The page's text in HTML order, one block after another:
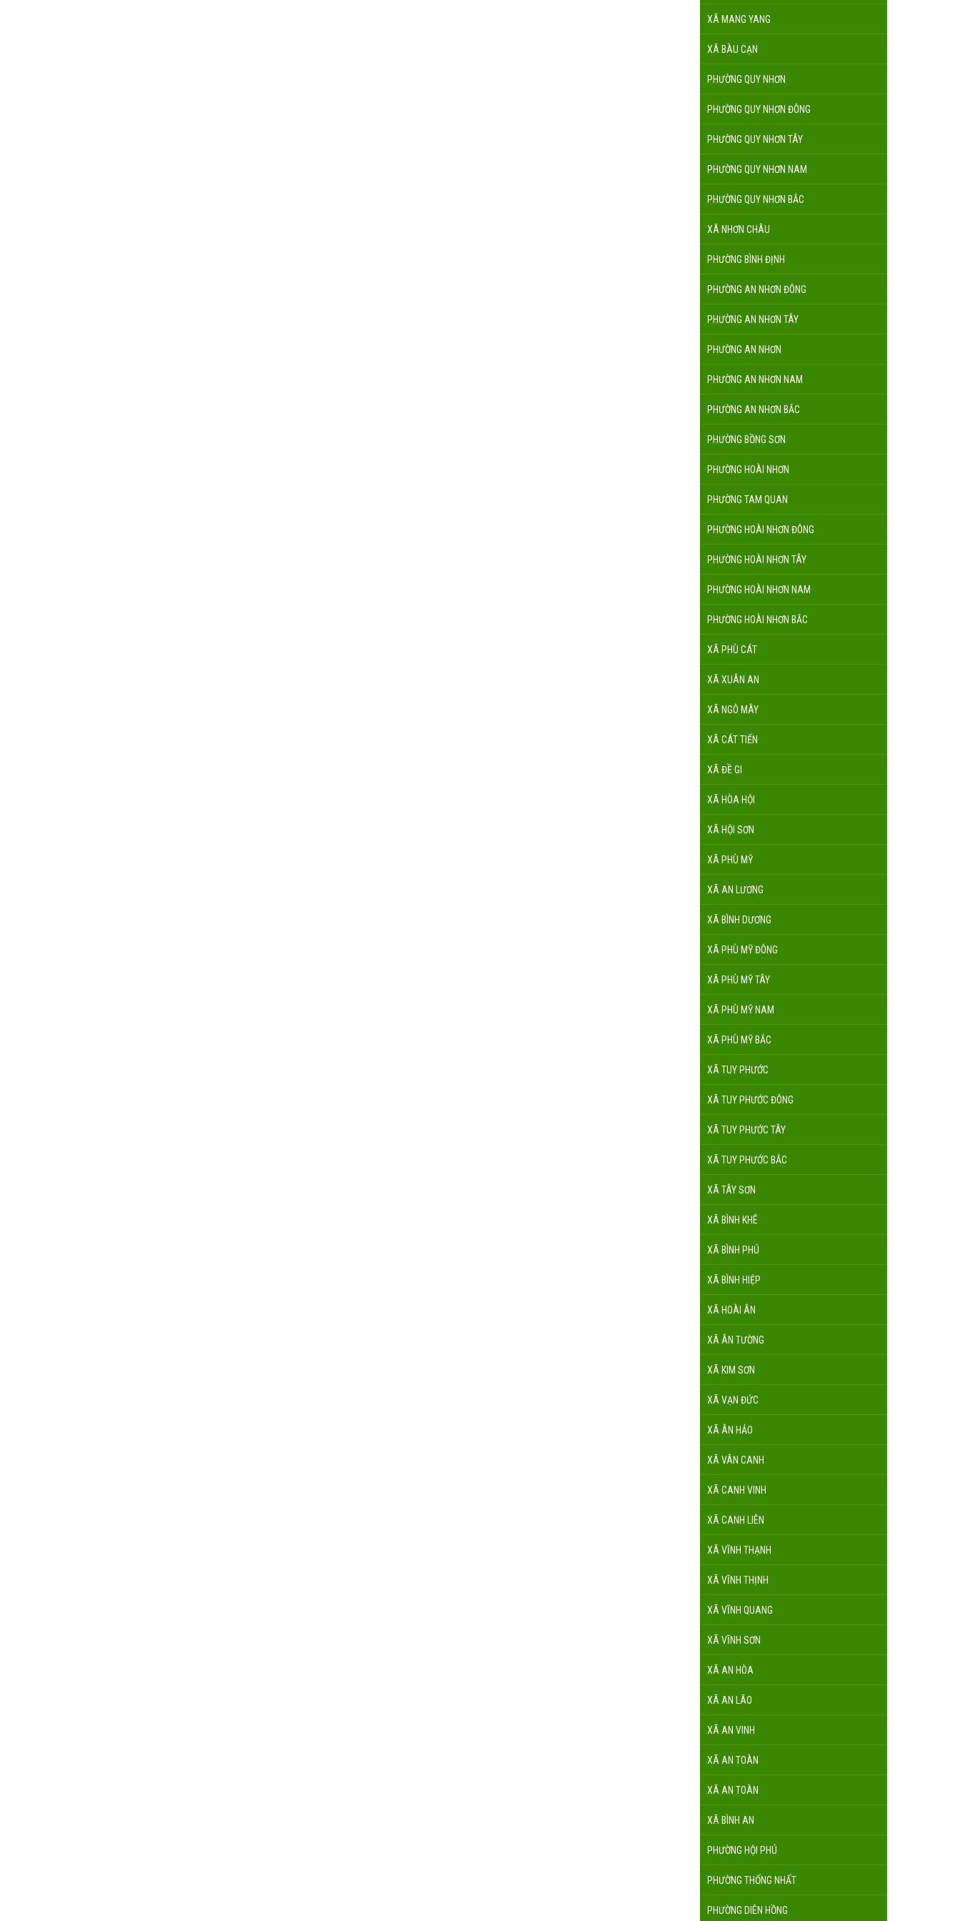
XÃ MANG YANG
XÃ BÀU CẠN
PHƯỜNG QUY NHƠN
PHƯỜNG QUY NHƠN ĐÔNG
PHƯỜNG QUY NHƠN TÂY
PHƯỜNG QUY NHƠN NAM
PHƯỜNG QUY NHƠN BẮC
XÃ NHƠN CHÂU
PHƯỜNG BÌNH ĐỊNH
PHƯỜNG AN NHƠN ĐÔNG
PHƯỜNG AN NHƠN TÂY
PHƯỜNG AN NHƠN
PHƯỜNG AN NHƠN NAM
PHƯỜNG AN NHƠN BẮC
PHƯỜNG BỒNG SƠN
PHƯỜNG HOÀI NHƠN
PHƯỜNG TAM QUAN
PHƯỜNG HOÀI NHƠN ĐÔNG
PHƯỜNG HOÀI NHƠN TÂY
PHƯỜNG HOÀI NHƠN NAM
PHƯỜNG HOÀI NHƠN BẮC
XÃ PHÙ CÁT
XÃ XUÂN AN
XÃ NGÔ MÂY
XÃ CÁT TIẾN
XÃ ĐỀ GI
XÃ HÒA HỘI
XÃ HỘI SƠN
XÃ PHÙ MỸ
XÃ AN LƯƠNG
XÃ BÌNH DƯƠNG
XÃ PHÙ MỸ ĐÔNG
XÃ PHÙ MỸ TÂY
XÃ PHÙ MỸ NAM
XÃ PHÙ MỸ BẮC
XÃ TUY PHƯỚC
XÃ TUY PHƯỚC ĐÔNG
XÃ TUY PHƯỚC TÂY
XÃ TUY PHƯỚC BẮC
XÃ TÂY SƠN
XÃ BÌNH KHÊ
XÃ BÌNH PHÚ
XÃ BÌNH HIỆP
XÃ HOÀI ÂN
XÃ ÂN TƯỜNG
XÃ KIM SƠN
XÃ VẠN ĐỨC
XÃ ÂN HẢO
XÃ VÂN CANH
XÃ CANH VINH
XÃ CANH LIÊN
XÃ VĨNH THẠNH
XÃ VĨNH THỊNH
XÃ VĨNH QUANG
XÃ VĨNH SƠN
XÃ AN HÒA
XÃ AN LÃO
XÃ AN VINH
XÃ AN TOÀN
XÃ AN TOÀN
XÃ BÌNH AN
PHƯỜNG HỘI PHÚ
PHƯỜNG THỐNG NHẤT
PHƯỜNG DIÊN HỒNG